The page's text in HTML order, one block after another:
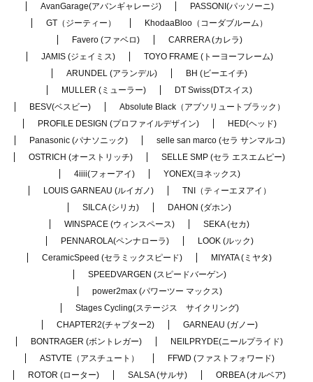
AvanGarage(アバンギャレージ)
PASSONI(パッソーニ)
GT（ジーティー）
KhodaaBloo（コーダブルーム）
Favero (ファベロ)
CARRERA (カレラ)
JAMIS (ジェイミス)
TOYO FRAME (トーヨーフレーム)
ARUNDEL (アランデル)
BH (ビーエイチ)
MULLER (ミューラー)
DT Swiss(DTスイス)
BESV(ベスビー)
Absolute Black（アブソリュートブラック）
PROFILE DESIGN (プロファイルデザイン)
HED(ヘッド)
Panasonic (パナソニック)
selle san marco (セラ サンマルコ)
OSTRICH (オーストリッチ)
SELLE SMP (セラ エスエムピー)
4iiii(フォーアイ)
YONEX(ヨネックス)
LOUIS GARNEAU (ルイガノ)
TNI（ティーエヌアイ）
SILCA (シリカ)
DAHON (ダホン)
WINSPACE (ウィンスペース)
SEKA (セカ)
PENNAROLA(ペンナローラ)
LOOK (ルック)
CeramicSpeed (セラミックスピード)
MIYATA (ミヤタ)
SPEEDVARGEN (スピードバーゲン)
power2max (パワーツー マックス)
Stages Cycling(ステージス サイクリング)
CHAPTER2(チャプター2)
GARNEAU (ガノー)
BONTRAGER (ボントレガー)
NEILPRYDE(ニールプライド)
ASTVTE（アスチュート）
FFWD (ファストフォワード)
ROTOR (ローター)
SALSA (サルサ)
ORBEA (オルベア)